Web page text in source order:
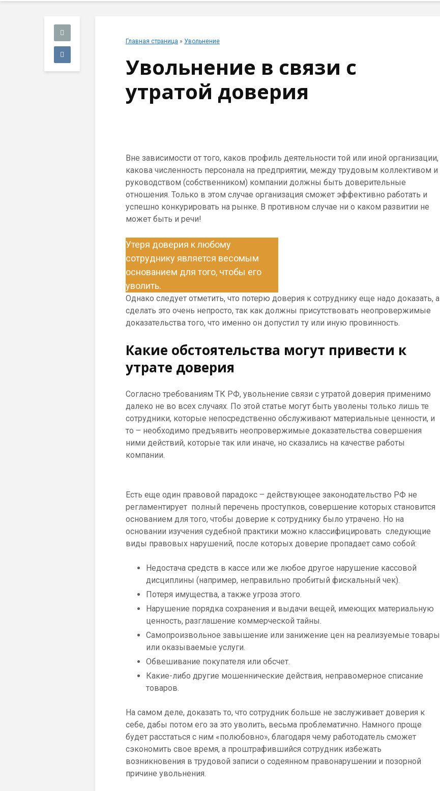
Главная страница » Увольнение
Увольнение в связи с
утратой доверия
Вне зависимости от того, каков профиль деятельности той или иной организации,
какова численность персонала на предприятии, между трудовым коллективом и
руководством (собственником) компании должны быть доверительные
отношения. Только в этом случае организация сможет эффективно работать и
успешно конкурировать на рынке. В противном случае ни о каком развитии не
может быть и речи!
Утеря доверия к любому
сотруднику является весомым
основанием для того, чтобы его
уволить.
Однако следует отметить, что потерю доверия к сотруднику еще надо доказать, а
сделать это очень непросто, так как должны присутствовать неопровержимые
доказательства того, что именно он допустил ту или иную провинность.
Какие обстоятельства могут привести к
утрате доверия
Согласно требованиям ТК РФ, увольнение связи с утратой доверия применимо
далеко не во всех случаях. По этой статье могут быть уволены только лишь те
сотрудники, которые непосредственно обслуживают материальные ценности, и
то – необходимо предъявить неопровержимые доказательства совершения
ними действий, которые так или иначе, но сказались на качестве работы
компании.
Есть еще один правовой парадокс – действующее законодательство РФ не
регламентирует полный перечень проступков, совершение которых становится
основанием для того, чтобы доверие к сотруднику было утрачено. Но на
основании изучения судебной практики можно классифицировать следующие
виды правовых нарушений, после которых доверие пропадает само собой:
Недостача средств в кассе или же любое другое нарушение кассовой
дисциплины (например, неправильно пробитый фискальный чек).
Потеря имущества, а также угроза этого.
Нарушение порядка сохранения и выдачи вещей, имеющих материальную
ценность, разглашение коммерческой тайны.
Самопроизвольное завышение или занижение цен на реализуемые товары
или оказываемые услуги.
Обвешивание покупателя или обсчет.
Какие-либо другие мошеннические действия, неправомерное списание
товаров.
На самом деле, доказать то, что сотрудник больше не заслуживает доверия к
себе, дабы потом его за это уволить, весьма проблематично. Намного проще
будет расстаться с ним «полюбовно», благодаря чему работодатель сможет
сэкономить свое время, а проштрафившийся сотрудник избежать
возникновения в трудовой записи о содеянном правонарушении и позорной
причине увольнения.